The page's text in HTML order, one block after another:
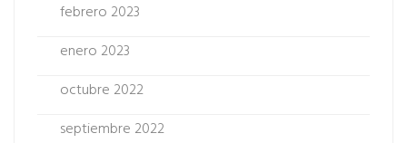
febrero 2023
enero 2023
octubre 2022
septiembre 2022